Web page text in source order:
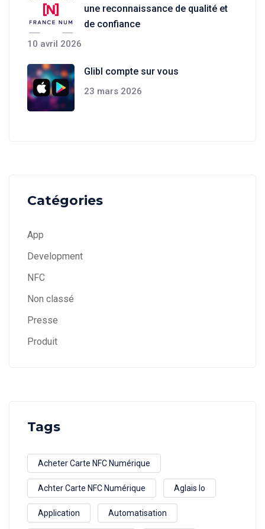
une reconnaissance de qualité et
de confiance
10 avril 2026
Glibl compte sur vous
23 mars 2026
Catégories
App
Development
NFC
Non classé
Presse
Produit
Tags
Acheter Carte NFC Numérique
Achter Carte NFC Numérique Aglais Io
Application Automatisation